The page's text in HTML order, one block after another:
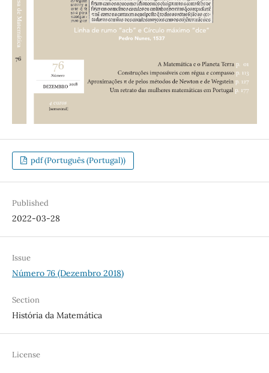
pdf (Português (Portugal))
Published
2022-03-28
Issue
Número 76 (Dezembro 2018)
Section
História da Matemática
License